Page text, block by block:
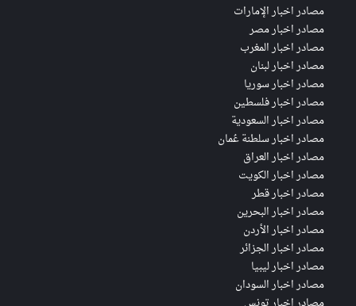
مصادر اخبار الإمارات
مصادر اخبار مصر
مصادر اخبار المغرب
مصادر اخبار لبنان
مصادر اخبار سوريا
مصادر اخبار فلسطين
مصادر اخبار السعودية
مصادر اخبار سلطنة عُمان
مصادر اخبار العراق
مصادر اخبار الكويت
مصادر اخبار قطر
مصادر اخبار البحرين
مصادر اخبار الأردن
مصادر اخبار الجزائر
مصادر اخبار ليبيا
مصادر اخبار السودان